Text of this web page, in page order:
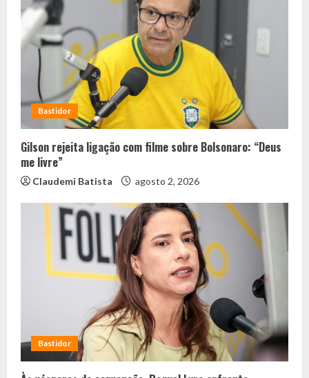
Bastidor
Gilson rejeita ligação com filme sobre Bolsonaro: “Deus
me livre”
Claudemi Batista agosto 2, 2026
Bastidor